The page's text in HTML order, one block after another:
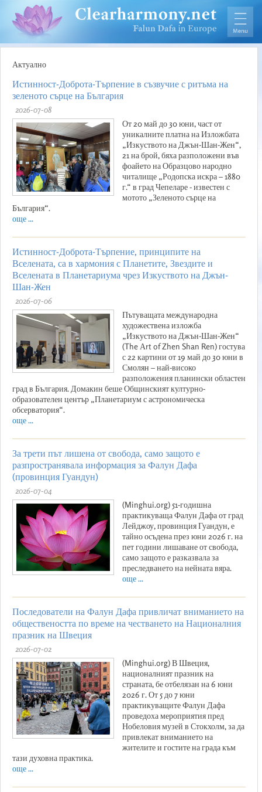
Актуално
Истинност-Доброта-Търпение в съзвучие с ритъма на
зеленото сърце на България
2026-07-08
От 20 май до 30 юни, част от
уникалните платна на Изложбата
„Изкуството на Джън-Шан-Жен“,
21 на брой, бяха разположени във
фоайето на Образцово народно
читалище „Родопска искра – 1880
г.“ в град Чепеларе - известен с
мотото „Зеленото сърце на
България“.
още ...
Истинност-Доброта-Търпение, принципите на
Вселената, са в хармония с Планетите, Звездите и
Вселената в Планетариума чрез Изкуството на Джън-
Шан-Жен
2026-07-06
Пътуващата международна
художествена изложба
„Изкуството на Джън-Шан-Жен“
(The Аrt of Zhen Shan Ren) гостува
с 22 картини от 19 май до 30 юни в
Смолян – най-високо
разположения планински областен
град в България. Домакин беше Общинският културно-
образователен център „Планетариум с астрономическа
обсерватория“.
още ...
За трети път лишена от свобода, само защото е
разпространявала информация за Фалун Дафа
(провинция Гуандун)
2026-07-04
(Minghui.org) 51-годишна
практикуваща Фалун Дафа от град
Лейджоу, провинция Гуандун, е
тайно осъдена през юни 2026 г. на
пет години лишаване от свобода,
само защото е разказвала за
преследването на нейната вяра.
още ...
Последователи на Фалун Дафа привличат вниманието на
обществеността по време на честването на Националния
празник на Швеция
2026-07-02
(Minghui.org) В Швеция,
националният празник на
страната, бе отбелязан на 6 юни
2026 г. От 5 до 7 юни
практикуващите Фалун Дафа
проведоха мероприятия пред
Нобеловия музей в Стокхолм, за да
привлекат вниманието на
жителите и гостите на града към
тази духовна практика.
още ...